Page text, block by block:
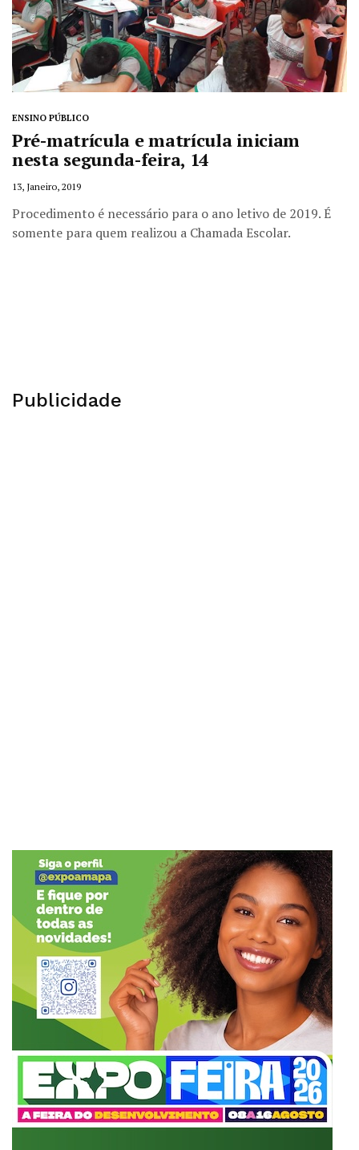
ENSINO PÚBLICO
Pré-matrícula e matrícula iniciam
nesta segunda-feira, 14
13, Janeiro, 2019
Procedimento é necessário para o ano letivo de 2019. É
somente para quem realizou a Chamada Escolar.
Publicidade